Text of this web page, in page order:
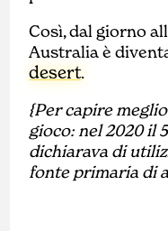
Così, dal giorno
Australia è
desert.
{Per capire
gioco: nel 2020 il
dichiarava di
fonte primaria di